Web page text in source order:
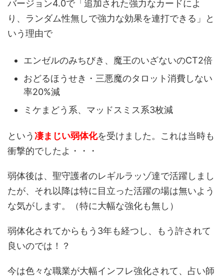
バージョン4.0で「追加された強力なカードによ
り、ランダム性無しで強力な効果を連打できる」と
いう理由で
エンゼルのみちびき、魔王のいざないのCT2倍
おどるほうせき・三悪魔のタロット消費しない
率20%減
ミケまどう系、マッドスミス系3枚減
という凄まじい弱体化を受けました。これは当時も
衝撃的でしたよ・・・
弱体後は、聖守護者のレギルラッゾ達で活躍しまし
たが、それ以降は特に目立った活躍の場は無いよう
な気がします。（特に大幅な強化も無し）
弱体化されてからもう3年も経つし、もう許されて
良いのでは！？
今は色々な職業が大幅インフレ強化されて、占い師